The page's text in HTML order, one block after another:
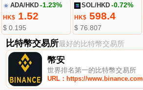
ADA/HKD -1.23%
HK$1.52
$ 0.195
SOL/HKD -0.72%
HK$ 598.4
$ 76.807
比特幣交易所最好的比特幣交易所
幣安
世界排名第一的比特幣交易所
URL：https://www.binance.com